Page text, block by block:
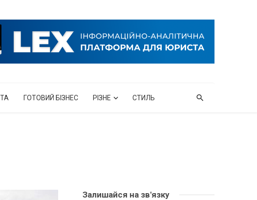
ГОТОВИЙ БІЗНЕС РІЗНЕ СТИЛЬ
Залишайся на зв'язку